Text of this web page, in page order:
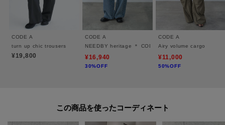
【CODE A ｜ コードエー】
FAV FASHION． FAV STYLE．をコンセプトに掲げ、
自分らしく自由にファッションを楽しむ女性にむけたラインナップを提案し
ています。
が異なる場合もございます。
CODE A
turn up chic trousers
¥19,800
CODE A
NEEDBY heritage ＊ CODE A｜ERI
¥16,940
30%OFF
CODE A
Airy volume cargo
¥11,000
50%OFF
この商品を使った